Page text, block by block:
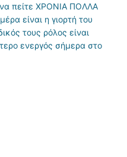
πείτε ΧΡΟΝΙΑ ΠΟΛΛΑ
είναι η γιορτή του
τους ρόλος είναι
ενεργός σήμερα στο